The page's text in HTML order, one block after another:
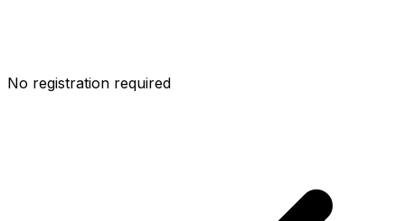
No registration required